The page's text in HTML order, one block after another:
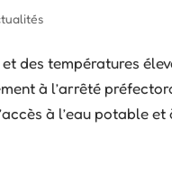
des températures
à l’arrêté
à l’eau potable et